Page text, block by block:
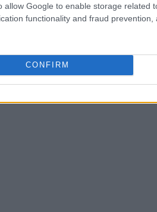
allow Google to enable storage related
functionality and fraud prevention,
CONFIRM
basta tracciare il
sul campo può testare un
più regolare.